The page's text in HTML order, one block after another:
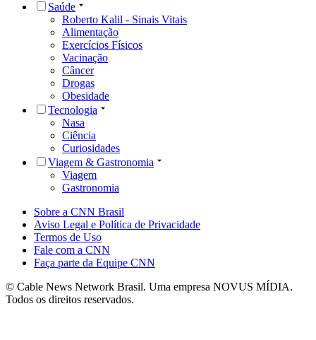
Saúde
Roberto Kalil - Sinais Vitais
Alimentação
Exercícios Físicos
Vacinação
Câncer
Drogas
Obesidade
Tecnologia
Nasa
Ciência
Curiosidades
Viagem & Gastronomia
Viagem
Gastronomia
Sobre a CNN Brasil
Aviso Legal e Política de Privacidade
Termos de Uso
Fale com a CNN
Faça parte da Equipe CNN
© Cable News Network Brasil. Uma empresa NOVUS MÍDIA.
Todos os direitos reservados.